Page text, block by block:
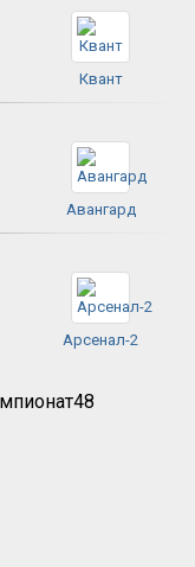
Квант
Авангард
Арсенал-2